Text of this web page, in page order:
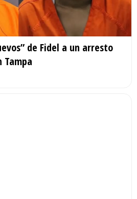
de Fidel a un arresto
Tampa